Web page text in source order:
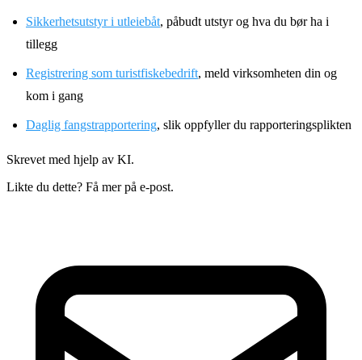
Sikkerhetsutstyr i utleiebåt, påbudt utstyr og hva du bør ha i
tillegg
Registrering som turistfiskebedrift, meld virksomheten din og
kom i gang
Daglig fangstrapportering, slik oppfyller du rapporteringsplikten
Skrevet med hjelp av KI.
Likte du dette? Få mer på e-post.